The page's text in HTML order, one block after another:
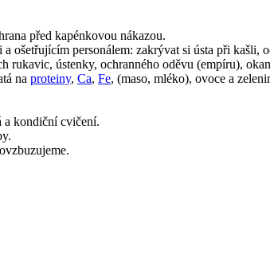
před kapénkovou nákazou.
ošetřujícím personálem: zakrývat si ústa při
ústenky, ochranného oděvu (empíru),
na proteiny, Ca, Fe, (maso, mléko), ovoce a
a kondiční cvičení.